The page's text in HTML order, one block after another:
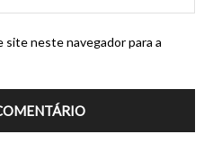
site neste navegador para a